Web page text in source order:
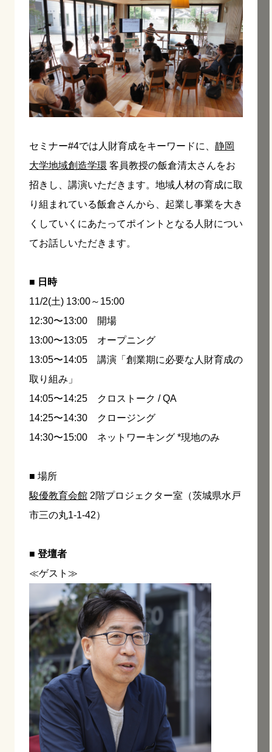
セミナー#4では人財育成をキーワードに、 静岡
大学地域創造学環 客員教授の飯倉清太さんをお
招きし、講演いただきます。地域人材の育成に取
り組まれている飯倉さんから、起業し事業を大き
くしていくにあたってポイントとなる人財につい
てお話しいただきます。
■ 日時
11/2(土) 13:00～15:00
12:30〜13:00 開場
13:00〜13:05 オープニング
13:05〜14:05 講演「創業期に必要な人財育成の
取り組み」
14:05〜14:25 クロストーク / QA
14:25〜14:30 クロージング
14:30〜15:00 ネットワーキング *現地のみ
■ 場所
駿優教育会館 2階プロジェクター室（茨城県水戸
市三の丸1-1-42）
■ 登壇者
≪ゲスト≫